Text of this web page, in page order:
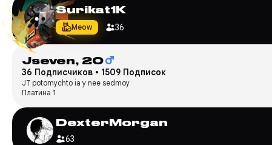
Surikat1K
Meow 36
Jseven, 20
36 Подписчиков • 1509 Подписок
J7 potomychto ia y nee sedmoy
Платина 1
DexterMorgan
63